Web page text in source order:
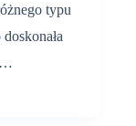
typu